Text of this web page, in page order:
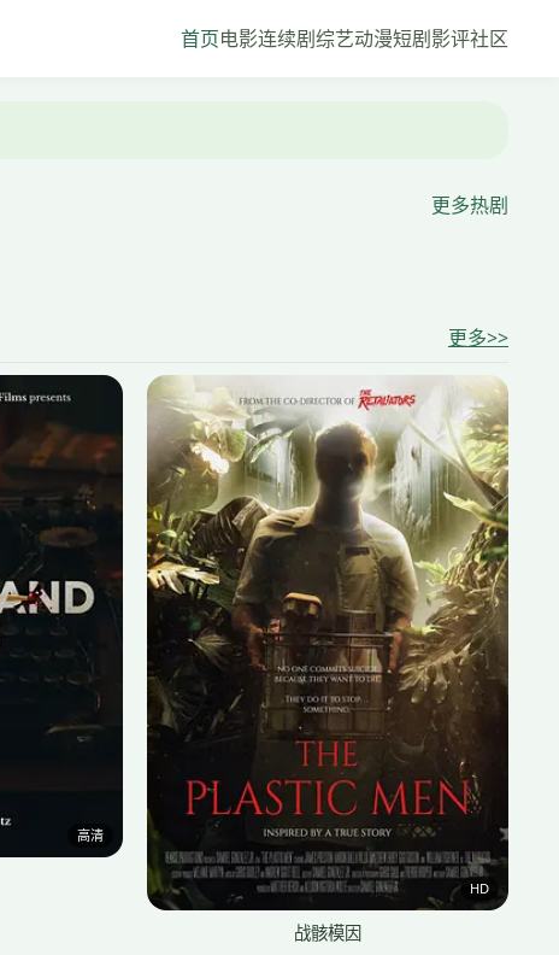
首页电影连续剧综艺动漫短剧影评社区
更多热剧
更多>>
高清
HD
战骸模因